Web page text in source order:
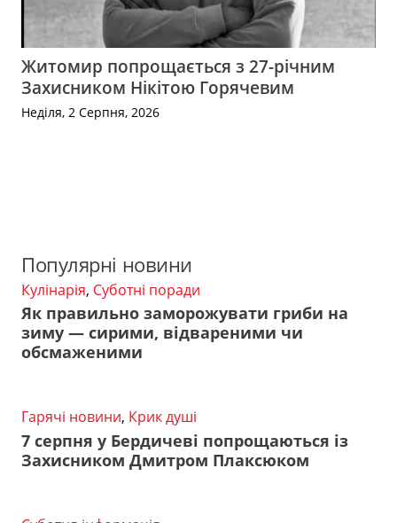
Житомир попрощається з 27-річним
Захисником Нікітою Горячевим
Неділя, 2 Серпня, 2026
Популярні новини
Кулінарія, Суботні поради
Як правильно заморожувати гриби на
зиму — сирими, відвареними чи
обсмаженими
Гарячі новини, Крик душі
7 серпня у Бердичеві попрощаються із
Захисником Дмитром Плаксюком